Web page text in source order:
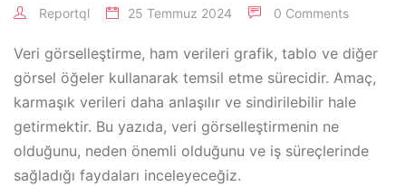
Reportql 25 Temmuz 2024 0 Comments
Veri görselleştirme, ham verileri grafik, tablo ve diğer
görsel öğeler kullanarak temsil etme sürecidir. Amaç,
karmaşık verileri daha anlaşılır ve sindirilebilir hale
getirmektir. Bu yazıda, veri görselleştirmenin ne
olduğunu, neden önemli olduğunu ve iş süreçlerinde
sağladığı faydaları inceleyeceğiz.